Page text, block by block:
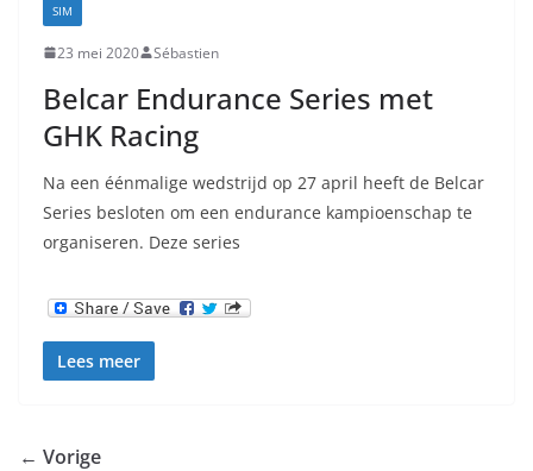
SIM
23 mei 2020 Sébastien
Belcar Endurance Series met
GHK Racing
Na een éénmalige wedstrijd op 27 april heeft de Belcar
Series besloten om een endurance kampioenschap te
organiseren. Deze series
Lees meer
← Vorige